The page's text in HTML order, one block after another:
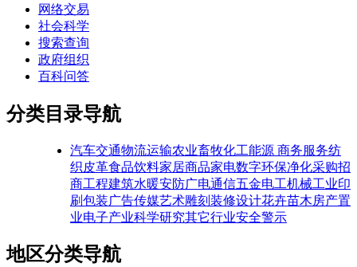
网络交易
社会科学
搜索查询
政府组织
百科问答
分类目录导航
汽车交通物流运输农业畜牧化工能源 商务服务纺
织皮革食品饮料家居商品家电数字环保净化采购招
商工程建筑水暖安防广电通信五金电工机械工业印
刷包装广告传媒艺术雕刻 装修设计花卉苗木房产置
业电子产业科学研究其它行业安全警示
地区分类导航